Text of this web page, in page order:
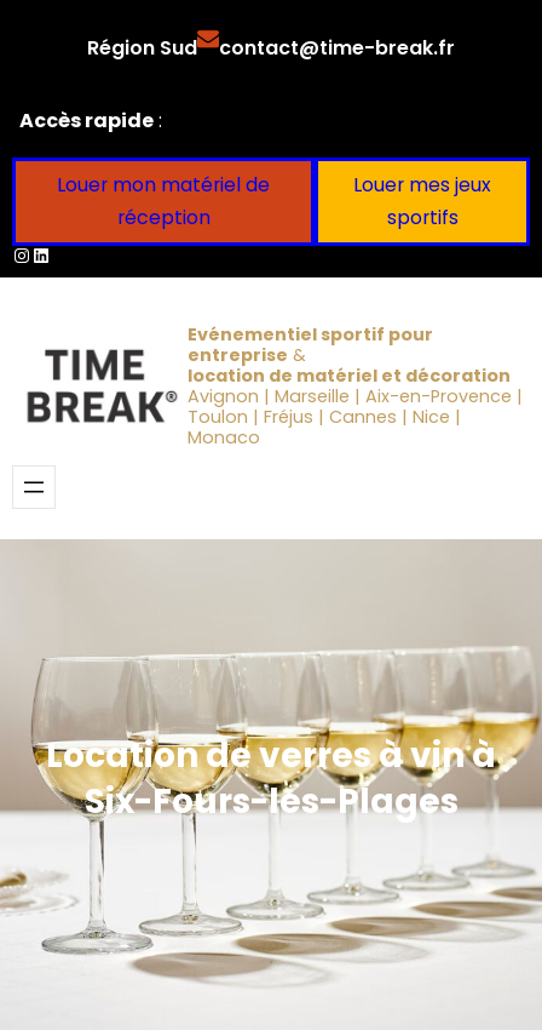
Région Sud contact@time-break.fr
Accès rapide:
Louer mon matériel de
réception
Louer mes jeux
sportifs
Instagram
LinkedIn
Evénementiel sportif pour
entreprise &
location de matériel et décoration
Avignon | Marseille | Aix-en-Provence |
Toulon | Fréjus | Cannes | Nice |
Monaco
Location de verres à vin à
Six-Fours-les-Plages